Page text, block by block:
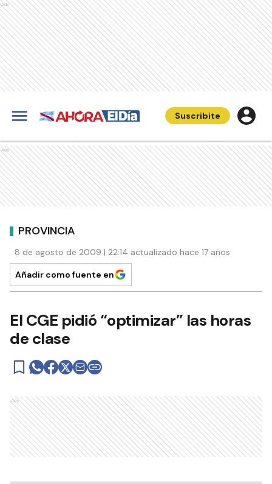
Ads
Suscribite
Ads
PROVINCIA
8 de agosto de 2009 | 22:14 actualizado hace 17 años
Añadir como fuente en
El CGE pidió “optimizar” las horas
de clase
Ads